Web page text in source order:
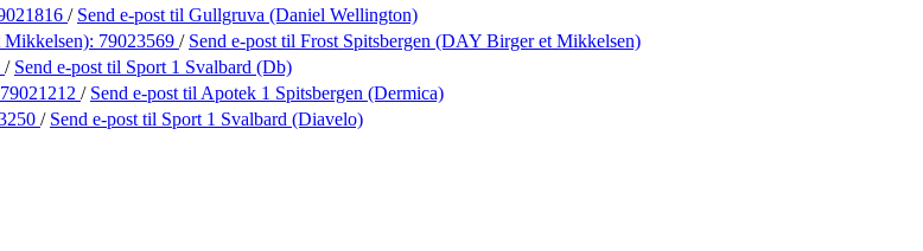
/ Send e-post til Gullgruva (Daniel Wellington)
Mikkelsen): 79023569 / Send e-post til Frost Spitsbergen (DAY Birger et Mikkelsen)
/ Send e-post til Sport 1 Svalbard (Db)
79021212 / Send e-post til Apotek 1 Spitsbergen (Dermica)
/ Send e-post til Sport 1 Svalbard (Diavelo)